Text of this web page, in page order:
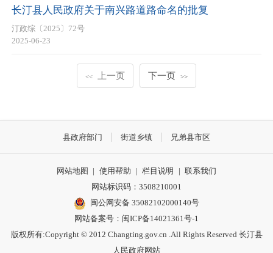
长汀县人民政府关于南兴路道路命名的批复
汀政综〔2025〕72号
2025-06-23
<< 上一页 下一页 >>
县政府部门 街道乡镇 兄弟县市区
网站地图 | 使用帮助 | 栏目说明 | 联系我们
网站标识码：3508210001
闽公网安备 35082102000140号
网站备案号： 闽ICP备14021361号-1
版权所有:Copyright © 2012 Changting.gov.cn .All Rights Reserved 长汀县
人民政府网站